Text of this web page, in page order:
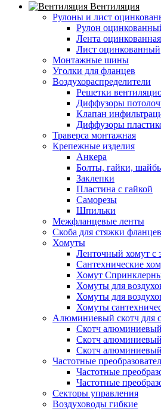
Вентиляция
Рулоны и лист
Рулон
Лента оцинкованная
Лист оцинкованный
Монтажные шины
Уголки для фланцев
Воздухораспределители
Решетки
Диффузоры
Клапан
Диффузоры
Траверса монтажная
Крепежные изделия
Анкера
Болты, гайки,
Заклепки
Пластина с гайкой
Саморезы
Шпильки
Межфланцевые ленты
Скоба для стяжки фланцев
Хомуты
Ленточный хомут с
Сантехнические
Хомут
Хомуты для
Хомуты для
Хомуты
Алюминиевый скотч для
Скотч алюминиевый
Скотч
Скотч
Частотные
Частотные
Частотные
Секторы управления
Воздуховоды гибкие